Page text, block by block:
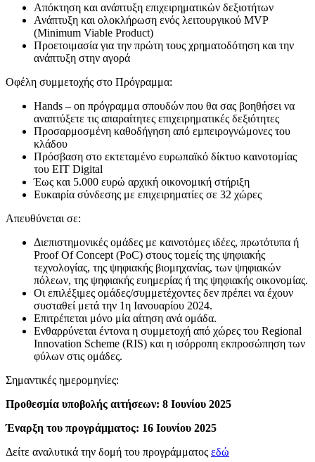
Απόκτηση και ανάπτυξη επιχειρηματικών δεξιοτήτων
Ανάπτυξη και ολοκλήρωση ενός λειτουργικού MVP
(Minimum Viable Product)
Προετοιμασία για την πρώτη τους χρηματοδότηση και την
ανάπτυξη στην αγορά
Οφέλη συμμετοχής στο Πρόγραμμα:
Hands – on πρόγραμμα σπουδών που θα σας βοηθήσει να
αναπτύξετε τις απαραίτητες επιχειρηματικές δεξιότητες
Προσαρμοσμένη καθοδήγηση από εμπειρογνώμονες του
κλάδου
Πρόσβαση στο εκτεταμένο ευρωπαϊκό δίκτυο καινοτομίας
του EIT Digital
Έως και 5.000 ευρώ αρχική οικονομική στήριξη
Ευκαιρία σύνδεσης με επιχειρηματίες σε 32 χώρες
Απευθύνεται σε:
Διεπιστημονικές ομάδες με καινοτόμες ιδέες, πρωτότυπα ή
Proof Of Concept (PoC) στους τομείς της ψηφιακής
τεχνολογίας, της ψηφιακής βιομηχανίας, των ψηφιακών
πόλεων, της ψηφιακής ευημερίας ή της ψηφιακής οικονομίας.
Οι επιλέξιμες ομάδες/συμμετέχοντες δεν πρέπει να έχουν
συσταθεί μετά την 1η Ιανουαρίου 2024.
Επιτρέπεται μόνο μία αίτηση ανά ομάδα.
Ενθαρρύνεται έντονα η συμμετοχή από χώρες του Regional
Innovation Scheme (RIS) και η ισόρροπη εκπροσώπηση των
φύλων στις ομάδες.
Σημαντικές ημερομηνίες:
Προθεσμία υποβολής αιτήσεων: 8 Ιουνίου 2025
Έναρξη του προγράμματος: 16 Ιουνίου 2025
Δείτε αναλυτικά την δομή του προγράμματος εδώ